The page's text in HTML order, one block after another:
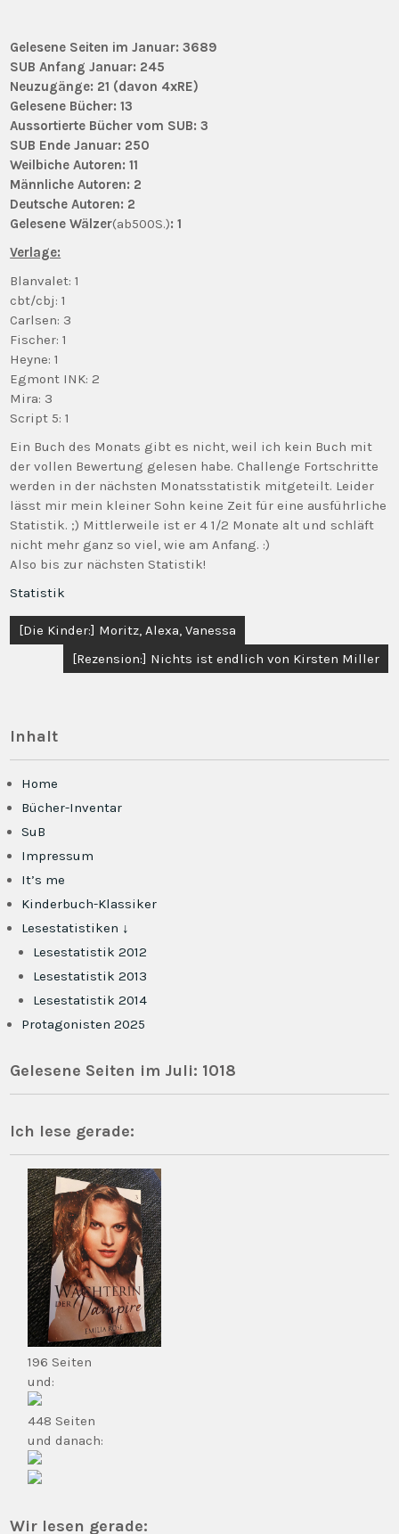
Gelesene Seiten im Januar: 3689
SUB AnfangJanuar: 245
Neuzugänge: 21 (davon 4xRE)
Gelesene Bücher: 13
Aussortierte Bücher vom SUB: 3
SUB EndeJanuar: 250
Weilbiche Autoren: 11
Männliche Autoren: 2
Deutsche Autoren: 2
Gelesene Wälzer(ab500S.): 1
Verlage:
Blanvalet: 1
cbt/cbj: 1
Carlsen: 3
Fischer: 1
Heyne: 1
Egmont INK: 2
Mira: 3
Script 5: 1
Ein Buch des Monats gibt es nicht, weil ich kein Buch mit
der vollen Bewertung gelesen habe. Challenge Fortschritte
werden in der nächsten Monatsstatistik mitgeteilt. Leider
lässt mir mein kleiner Sohn keine Zeit für eine ausführliche
Statistik. ;) Mittlerweile ist er 4 1/2 Monate alt und schläft
nicht mehr ganz so viel, wie am Anfang. :)
Also bis zur nächsten Statistik!
Statistik
Beitragsnavigation
[Die Kinder:] Moritz, Alexa, Vanessa
[Rezension:] Nichts ist endlich von Kirsten Miller
Inhalt
Home
Bücher-Inventar
SuB
Impressum
It’s me
Kinderbuch-Klassiker
Lesestatistiken ↓
Lesestatistik 2012
Lesestatistik 2013
Lesestatistik 2014
Protagonisten 2025
Gelesene Seiten im Juli: 1018
Ich lese gerade:
196 Seiten
und:
448 Seiten
und danach:
Wir lesen gerade: